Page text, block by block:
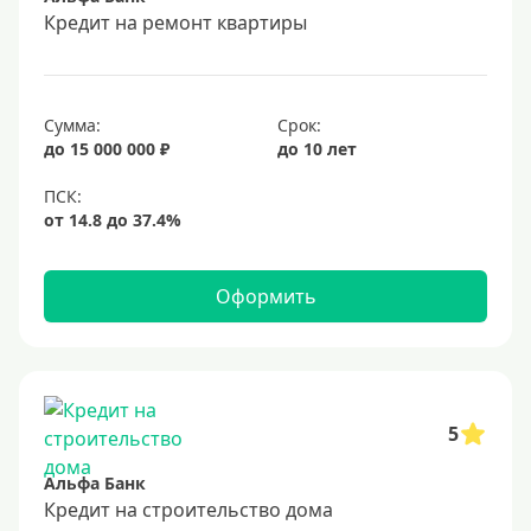
Срок
Долгосрочные
2 года
3 года
4 года
9 лет
10 лет
15 лет
Кредит на ремонт квартиры
Сумма:
до 15 000 000 ₽
Срок:
до 10 лет
Оформить
5
Альфа Банк
Кредит на строительство дома